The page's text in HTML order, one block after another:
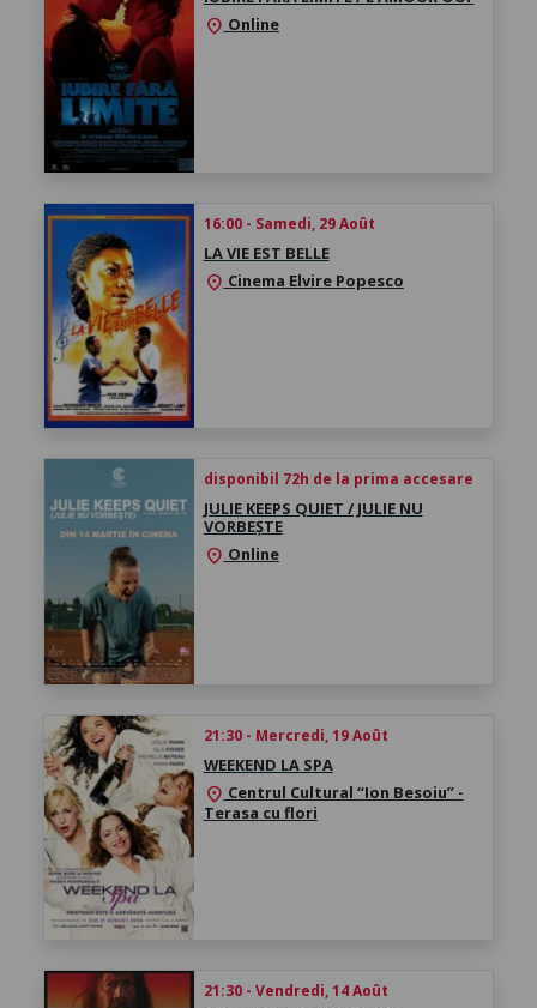
location_on Online
16:00 - Samedi, 29 Août
LA VIE EST BELLE
location_on Cinema Elvire Popesco
disponibil 72h de la prima accesare
JULIE KEEPS QUIET / JULIE NU
VORBEȘTE
location_on Online
21:30 - Mercredi, 19 Août
WEEKEND LA SPA
location_on Centrul Cultural “Ion Besoiu” -
Terasa cu flori
21:30 - Vendredi, 14 Août